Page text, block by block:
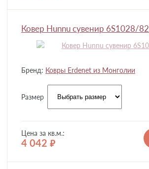
Ковер Hunnu сувенир 6S1028/82
Бренд: Ковры Erdenet из Монголии
Размер
Цена за кв.м.:
4 042 руб.